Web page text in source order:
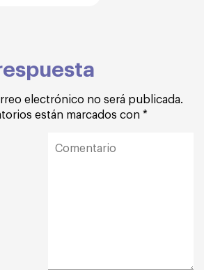
electrónico no será publicada.
están marcados con *